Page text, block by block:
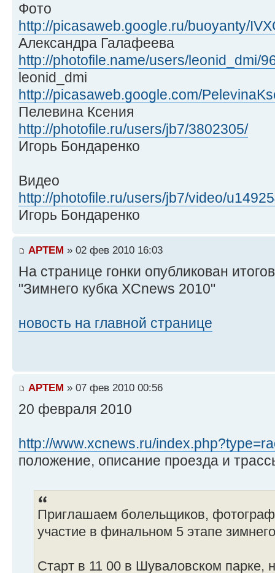
Фото
http://picasaweb.google.ru/buoyanty/
Александра Галафеева
http://photofile.name/users/leonid_dmi/
leonid_dmi
http://picasaweb.google.com/
Пелевина Ксения
http://photofile.ru/users/jb7/3802305/
Игорь Бондаренко
Видео
http://photofile.ru/users/jb7/video/
Игорь Бондаренко
APTEM » 02 фев 2010 16:03
На странице гонки опубликован
"Зимнего кубка XCnews 2010"
новость на главной странице
APTEM » 07 фев 2010 00:56
20 февраля 2010
http://www.xcnews.ru/
положение, описание проезда и
Приглашаем болельщиков,
участие в финальном 5 этапе
Старт в 11 00 в Шуваловском парке,